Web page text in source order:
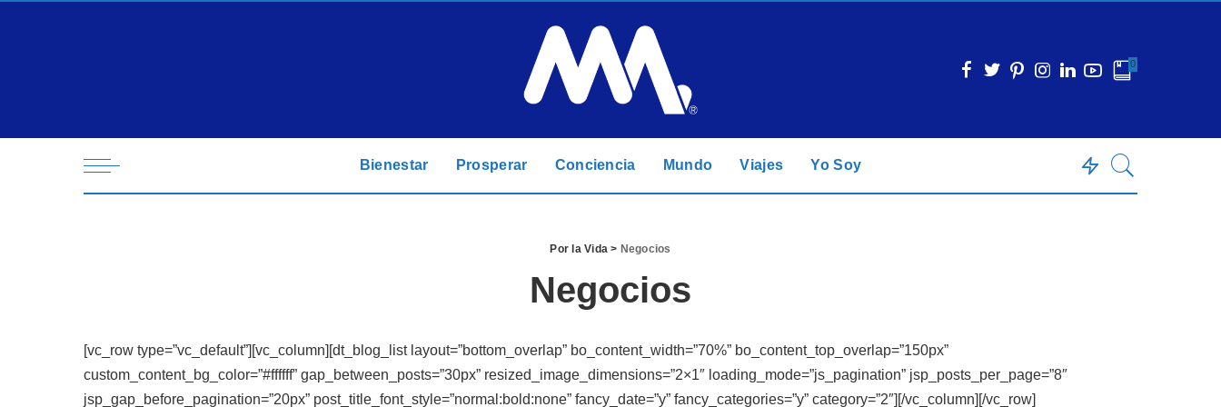
0
Bienestar Prosperar Conciencia Mundo Viajes Yo Soy
Por la Vida> Negocios
Negocios
[vc_row type=”vc_default”][vc_column][dt_blog_list layout=”bottom_overlap” bo_content_width=”70%” bo_content_top_overlap=”150px”
custom_content_bg_color=”#ffffff” gap_between_posts=”30px” resized_image_dimensions=”2×1″ loading_mode=”js_pagination” jsp_posts_per_page=”8″
jsp_gap_before_pagination=”20px” post_title_font_style=”normal:bold:none” fancy_date=”y” fancy_categories=”y” category=”2″][/vc_column][/vc_row]